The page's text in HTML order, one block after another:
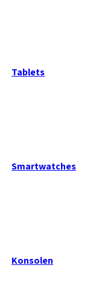
Tablets
Smartwatches
Konsolen